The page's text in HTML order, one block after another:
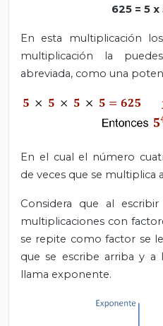
625 = 5 x
En esta multiplicación
multiplicación la
abreviada, como una
En el cual el número
de veces que se multiplica
Considera que al
multiplicaciones con
se repite como factor se
que se escribe arriba y a
llama exponente.